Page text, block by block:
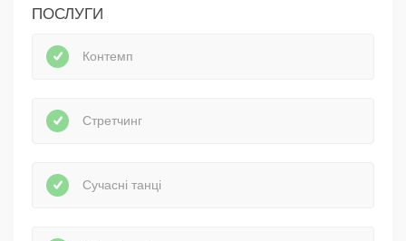
ПОСЛУГИ
Контемп
Стретчинг
Сучасні танці